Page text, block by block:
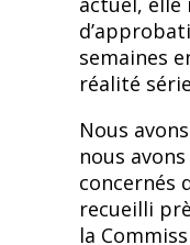
semaines
réalité
Nous
nous
concernés
recueilli
la